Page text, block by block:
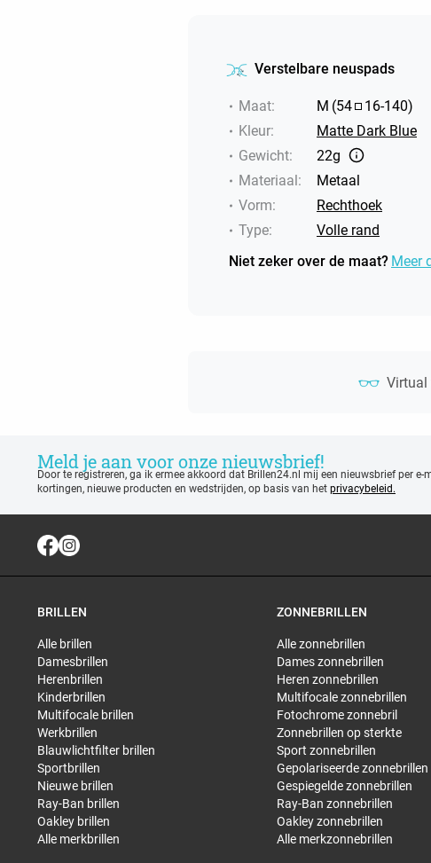
Verstelbare neuspads
Maat: M (54 16-140)
Kleur:
Matte Dark Blue
Gewicht:
22g
Materiaal:
Metaal
Vorm:
Rechthoek
Type:
Volle rand
Niet zeker over de maat? Meer
Virtual
Meld je aan voor onze nieuwsbrief!
Door te registreren, ga ik ermee akkoord dat Brillen24.nl mij een nieuwsbrief per
kortingen, nieuwe producten en wedstrijden, op basis van het privacybeleid.
BRILLEN
Alle brillen
Damesbrillen
Herenbrillen
Kinderbrillen
Multifocale brillen
Werkbrillen
Blauwlichtfilter brillen
Sportbrillen
Nieuwe brillen
Ray-Ban brillen
Oakley brillen
Alle merkbrillen
ZONNEBRILLEN
Alle zonnebrillen
Dames zonnebrillen
Heren zonnebrillen
Multifocale zonnebrillen
Fotochrome zonnebril
Zonnebrillen op sterkte
Sport zonnebrillen
Gepolariseerde zonnebrillen
Gespiegelde zonnebrillen
Ray-Ban zonnebrillen
Oakley zonnebrillen
Alle merkzonnebrillen